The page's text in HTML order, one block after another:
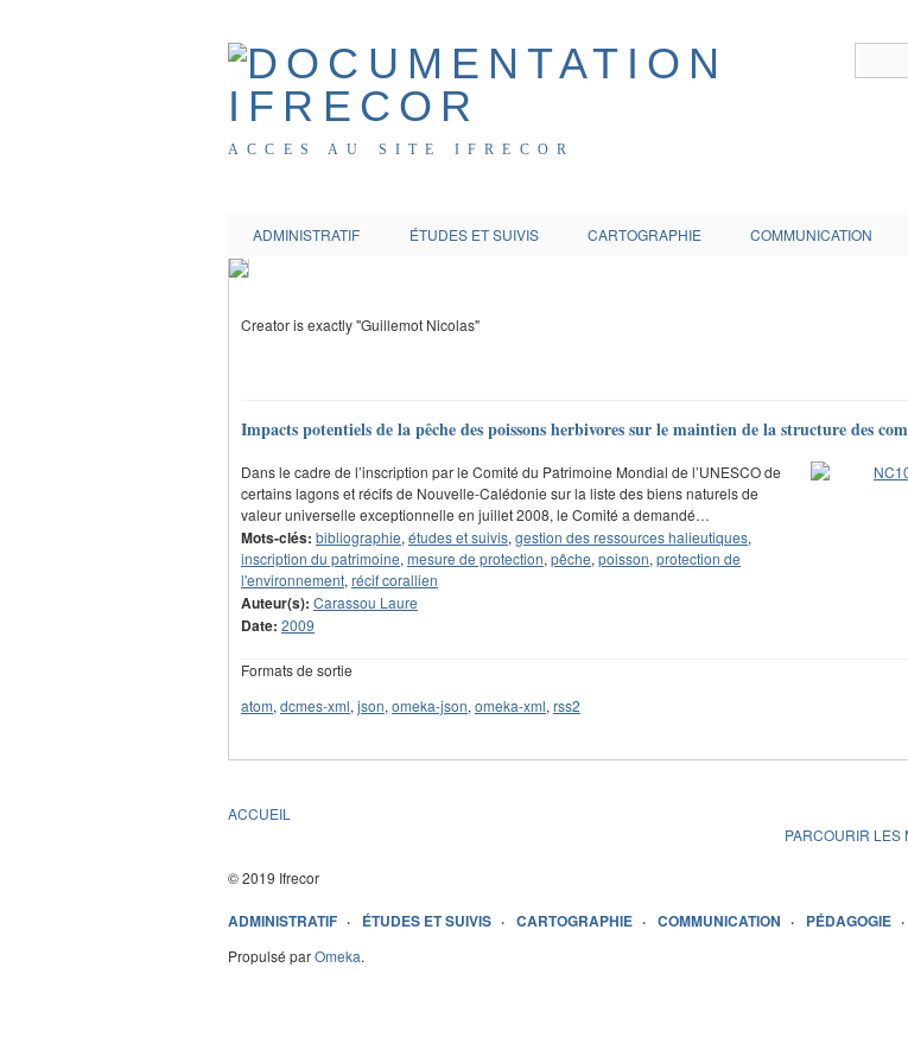
ACCES AU SITE IFRECOR
ADMINISTRATIF ÉTUDES ET SUIVIS CARTOGRAPHIE COMMUNICATION
Creator is exactly "Guillemot Nicolas"
Impacts potentiels de la pêche des poissons herbivores sur le maintien de la structure des
Dans le cadre de l’inscription par le Comité du Patrimoine Mondial de l’UNESCO de
certains lagons et récifs de Nouvelle-Calédonie sur la liste des biens naturels de
valeur universelle exceptionnelle en juillet 2008, le Comité a demandé…
Mots-clés: bibliographie, études et suivis, gestion des ressources halieutiques,
inscription du patrimoine, mesure de protection, pêche, poisson, protection de
l'environnement, récif corallien
Auteur(s): Carassou Laure
Date: 2009
Formats de sortie
atom, dcmes-xml, json, omeka-json, omeka-xml, rss2
ACCUEIL
PARCOURIR LES
© 2019 Ifrecor
ADMINISTRATIF ÉTUDES ET SUIVIS CARTOGRAPHIE COMMUNICATION PÉDAGOGIE
Propulsé parOmeka.